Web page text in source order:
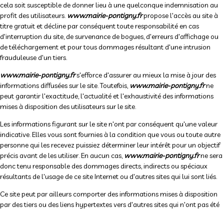
cela soit susceptible de donner lieu à une quelconque indemnisation au
profit des utilisateurs. www.mairie-pontigny.frpropose l'accès au site à
titre gratuit et décline par conséquent toute responsabilité en cas
d'interruption du site, de survenance de bogues, d'erreurs d'affichage ou
de téléchargement et pour tous dommages résultant d'une intrusion
frauduleuse d'un tiers.
www.mairie-pontigny.frs'efforce d'assurer au mieux la mise à jour des
informations diffusées sur le site. Toutefois, www.mairie-pontigny.frne
peut garantir l'exactitude, l'actualité et l'exhaustivité des informations
mises à disposition des utilisateurs sur le site.
Les informations figurant sur le site n'ont par conséquent qu'une valeur
indicative. Elles vous sont fournies à la condition que vous ou toute autre
personne qui les recevez puissiez déterminer leur intérêt pour un objectif
précis avant de les utiliser. En aucun cas, www.mairie-pontigny.frne sera
donc tenu responsable des dommages directs, indirects ou spéciaux
résultants de l'usage de ce site Internet ou d'autres sites qui lui sont liés.
Ce site peut par ailleurs comporter des informations mises à disposition
par des tiers ou des liens hypertextes vers d'autres sites qui n'ont pas été